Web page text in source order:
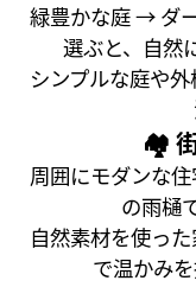
緑豊かな庭 → ダ
選ぶと、自然
シンプルな庭や
🏘
周囲にモダンな
の雨樋
自然素材を使っ
で温かみ